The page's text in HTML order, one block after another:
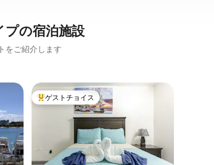
の宿泊施設
をご紹介します
大好評のゲストチョイスです。
ゲストチョイス